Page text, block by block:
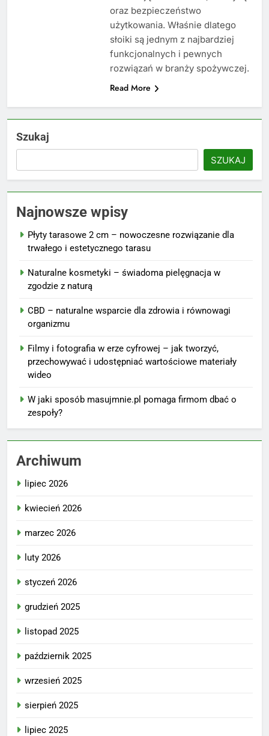
oraz bezpieczeństwo
użytkowania. Właśnie dlatego
słoiki są jednym z najbardziej
funkcjonalnych i pewnych
rozwiązań w branży spożywczej.
Read More
Szukaj
SZUKAJ
Najnowsze wpisy
Płyty tarasowe 2 cm – nowoczesne rozwiązanie dla
trwałego i estetycznego tarasu
Naturalne kosmetyki – świadoma pielęgnacja w
zgodzie z naturą
CBD – naturalne wsparcie dla zdrowia i równowagi
organizmu
Filmy i fotografia w erze cyfrowej – jak tworzyć,
przechowywać i udostępniać wartościowe materiały
wideo
W jaki sposób masujmnie.pl pomaga firmom dbać o
zespoły?
Archiwum
lipiec 2026
kwiecień 2026
marzec 2026
luty 2026
styczeń 2026
grudzień 2025
listopad 2025
październik 2025
wrzesień 2025
sierpień 2025
lipiec 2025